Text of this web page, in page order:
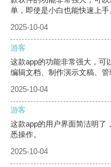
单，即使是小白也能快速上手
2025-10-04
游客
这款app的功能非常强大，可
编辑文档、制作演示文稿、管
2025-10-04
游客
这款app的用户界面简洁明了
悉操作。
2025-10-04